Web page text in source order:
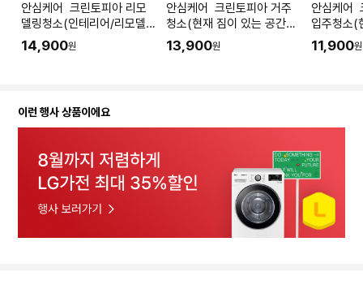
안심케어 크린토피아 리모
델링청소(인테리어/리모델
링 공사 직후) I 공간 평수에
맞춰 수량을 입력해주세요.
14,900원
안심케어 크린토피아 거주
청소(현재 짐이 있는 공간청
소) I 공간 평수에 맞춰 수량
을 입력해주세요.
13,900원
안심케어
입주청소(
청소) I 공
량을 입력
11,900원
이런 행사 상품이에요